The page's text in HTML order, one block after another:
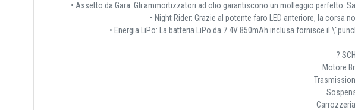
• Assetto da Gara: Gli ammortizzatori ad olio garantiscono un molleggio perfetto.
• Night Rider: Grazie al potente faro LED anteriore, la
• Energia LiPo: La batteria LiPo da 7.4V 850mAh inclusa fornisce il
?
Motore